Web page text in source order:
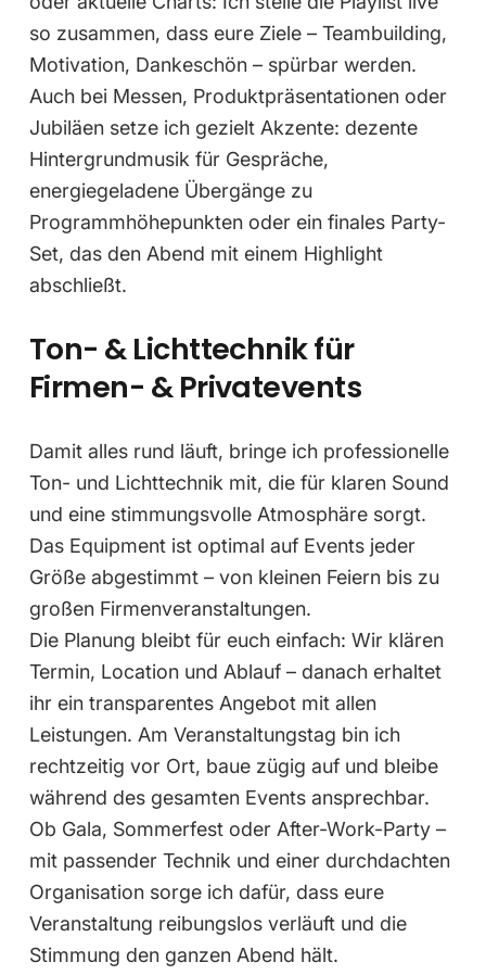
so zusammen, dass eure Ziele – Teambuilding,
Motivation, Dankeschön – spürbar werden.
Auch bei Messen, Produktpräsentationen oder
Jubiläen setze ich gezielt Akzente: dezente
Hintergrundmusik für Gespräche,
energiegeladene Übergänge zu
Programmhöhepunkten oder ein finales Party-
Set, das den Abend mit einem Highlight
abschließt.
Ton- & Lichttechnik für
Firmen- & Privatevents
Damit alles rund läuft, bringe ich professionelle
Ton- und Lichttechnik mit, die für klaren Sound
und eine stimmungsvolle Atmosphäre sorgt.
Das Equipment ist optimal auf Events jeder
Größe abgestimmt – von kleinen Feiern bis zu
großen Firmenveranstaltungen.
Die Planung bleibt für euch einfach: Wir klären
Termin, Location und Ablauf – danach erhaltet
ihr ein transparentes Angebot mit allen
Leistungen. Am Veranstaltungstag bin ich
rechtzeitig vor Ort, baue zügig auf und bleibe
während des gesamten Events ansprechbar.
Ob Gala, Sommerfest oder After-Work-Party –
mit passender Technik und einer durchdachten
Organisation sorge ich dafür, dass eure
Veranstaltung reibungslos verläuft und die
Stimmung den ganzen Abend hält.